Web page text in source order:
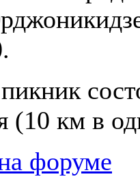
(10 км в
форуме